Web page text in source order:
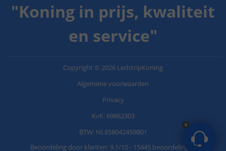
"Koning in prijs, kwaliteit
en service"
Copyright © 2026 LedstripKoning
Algemene voorwaarden
Privacy
KvK: 69862303
BTW: NL858042459B01
Beoordeling door klanten: 9.1/10- 15445 beoordelingen